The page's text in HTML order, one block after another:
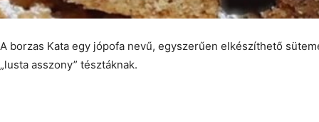
A borzas Kata egy jópofa nevű, egyszerűen elkészíthető
„lusta asszony” tésztáknak.